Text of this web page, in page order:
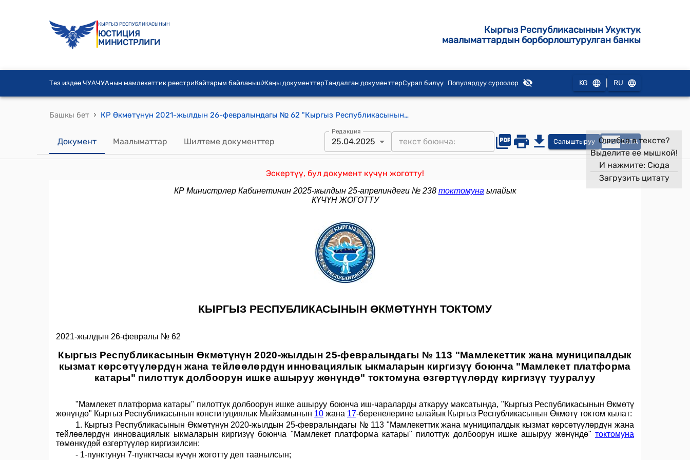
КЫРГЫЗ РЕСПУБЛИКАСЫНЫН
ЮСТИЦИЯ
МИНИСТРЛИГИ
Кыргыз Республикасынын Укуктук
маалыматтардын борборлоштурулган банкы
Тез издөө ЧУАЧУАнын мамлекеттик реестриКайтарым байланышЖаңы документтерТандалган документтерСурап билүү Популярдуу суроолор KG RU
Башкы бет › КР Өкмөтүнүн 2021-жылдын 26-февралындагы № 62 "Кыргыз Республикасынын Өкмөтүнүн 2020-жылдын 25-февралындагы № 113 "Мамлекеттик жана муниципалдык кызмат көрсөтүүлөрдүн жана тейлөөлөрдүн инновациялык ыкмаларын киргизүү боюнча "Мамлекет платформа катары" пилоттук долбоорун ишке ашыруу жөнүндө" токтомуна өзгөртүүлөрдү киргизүү тууралуу" токтому
Документ Маалыматтар Шилтеме документтер
Редакция
25.04.2025 Салыштыруу OPEN DATA
Эскертүү, бул документ күчүн жоготту!
Ошибка в тексте?
Выделите ее мышкой!
И нажмите: Сюда
Загрузить цитату